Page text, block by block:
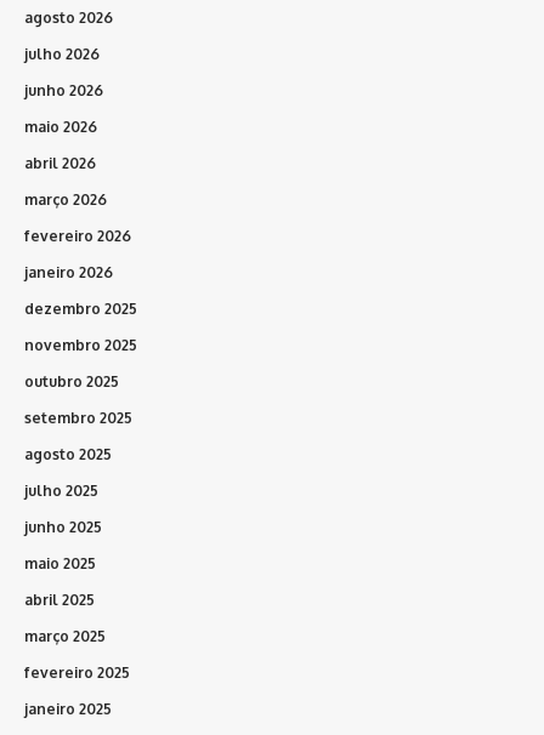
agosto 2026
julho 2026
junho 2026
maio 2026
abril 2026
março 2026
fevereiro 2026
janeiro 2026
dezembro 2025
novembro 2025
outubro 2025
setembro 2025
agosto 2025
julho 2025
junho 2025
maio 2025
abril 2025
março 2025
fevereiro 2025
janeiro 2025